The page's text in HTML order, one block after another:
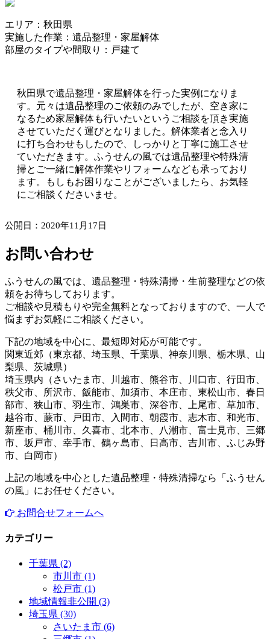
エリア：秋田県
実施した作業：遺品整理・家屋解体
部屋のタイプや間取り：戸建て
秋田県で遺品整理・家屋解体を行った実例になりま
す。元々は遺品整理のご依頼のみでしたが、空き家に
なるため家屋解体も行いたいというご相談を頂き実施
させていただく運びとなりました。解体業者と念入り
に打ち合わせもしたので、しっかりと丁寧に施工させ
ていただきます。ふうせんの風では遺品整理や特殊清
掃とご一緒に解体作業やリフォームなども承っており
ます。もしもお困りなことがございましたら、お気軽
にご相談くださいませ。
公開日：2020年11月17日
お問い合わせ
ふうせんの風では、遺品整理・特殊清掃・生前整理などの依
頼をお待ちしております。
ご相談や見積もりや完全無料となっておりますので、一人で
悩まずお気軽にご相談ください。
下記の地域を中心に、最短即対応が可能です。
関東近郊（東京都、埼玉県、千葉県、神奈川県、栃木県、山
梨県、茨城県）
埼玉県内（さいたま市、川越市、熊谷市、川口市、行田市、
秩父市、所沢市、飯能市、加須市、本庄市、東松山市、春日
部市、狭山市、羽生市、鴻巣市、深谷市、上尾市、草加市、
越谷市、蕨市、戸田市、入間市、朝霞市、志木市、和光市、
新座市、桶川市、久喜市、北本市、八潮市、富士見市、三郷
市、坂戸市、幸手市、鶴ヶ島市、日高市、吉川市、ふじみ野
市、白岡市）
上記の地域を中心とした遺品整理・特殊清掃なら「ふうせん
の風」にお任せください。
お問合せフォームへ
カテゴリー
千葉県 (2)
市川市 (1)
松戸市 (1)
地域情報非公開 (3)
埼玉県 (30)
さいたま市 (6)